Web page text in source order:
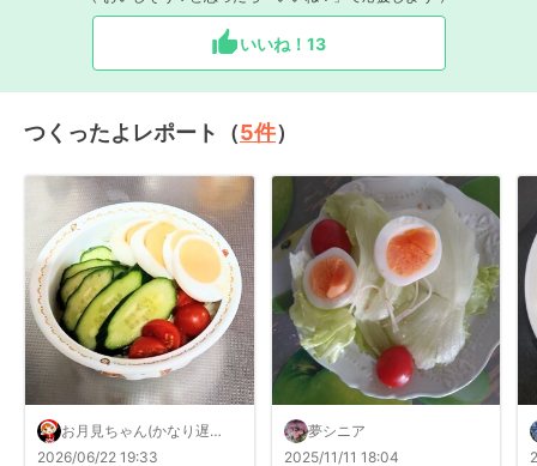
いいね！ 13
つくったよレポート（5件）
お月見ちゃん(かなり遅く
なります)
2026/06/22 19:33
夢シニア
2025/11/11 18:04